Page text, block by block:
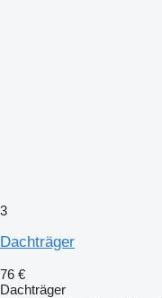
3
Dachträger
76 €
Dachträger